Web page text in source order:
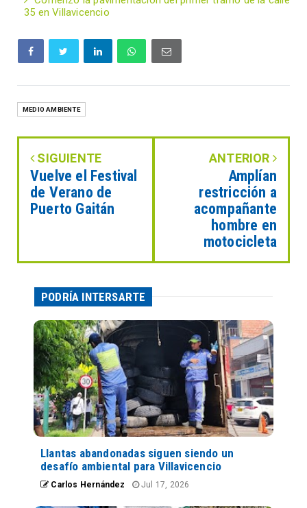
35 en Villavicencio
MEDIO AMBIENTE
SIGUIENTE
Vuelve el Festival
de Verano de
Puerto Gaitán
ANTERIOR
Amplían
restricción a
acompañante
hombre en
motocicleta
PODRÍA INTERSARTE
Llantas abandonadas siguen siendo un
desafío ambiental para Villavicencio
Carlos Hernández Jul 17, 2026